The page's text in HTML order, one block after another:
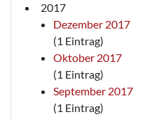
2017
Dezember 2017
(1 Eintrag)
Oktober 2017
(1 Eintrag)
September 2017
(1 Eintrag)